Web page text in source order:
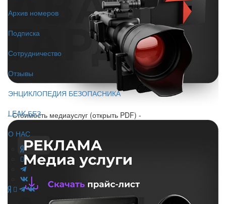
Архив номеров
Подписка
Сотрудничество
Отзывы
ЭНЦИКЛОПЕДИЯ БЕЗОПАСНИКА
LEAK-БЕЗ
О НАС
- Стоимость медиауслуг (открыть PDF) -